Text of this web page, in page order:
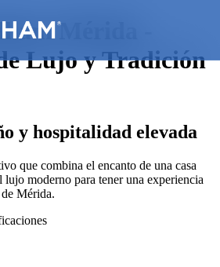
Mérida -
Lujo y Tradición
y hospitalidad elevada
que combina el encanto de una casa
moderno para tener una experiencia
Mérida.